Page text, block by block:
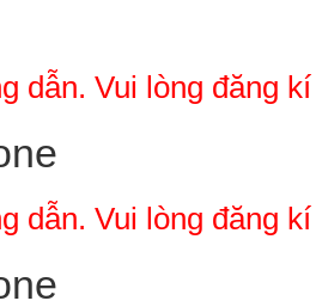
dẫn. Vui lòng đăng
dẫn. Vui lòng đăng